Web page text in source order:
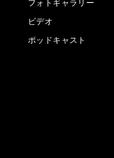
フォトギャラリー
ビデオ
ポッドキャスト